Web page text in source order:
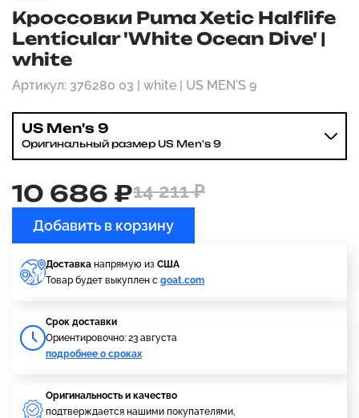
Кроссовки Puma Xetic Halflife
Lenticular 'White Ocean Dive' |
white
Артикул: 376280 03 | white | US MEN'S 9
US Men's 9
Оригинальный размер US Men's 9
10 686 ₽14 211 ₽
Добавить в корзину
Доставка напрямую из США
Товар будет выкуплен с goat.com
Cрок доставки
Ориентировочно: 23 августа
подробнее о сроках
Оригинальность и качество
подтверждается нашими покупателями,